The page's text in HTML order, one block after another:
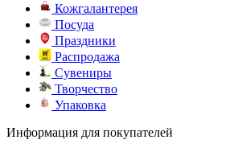
Кожгалантерея
Посуда
Праздники
Распродажа
Сувениры
Творчество
Упаковка
Информация для покупателей